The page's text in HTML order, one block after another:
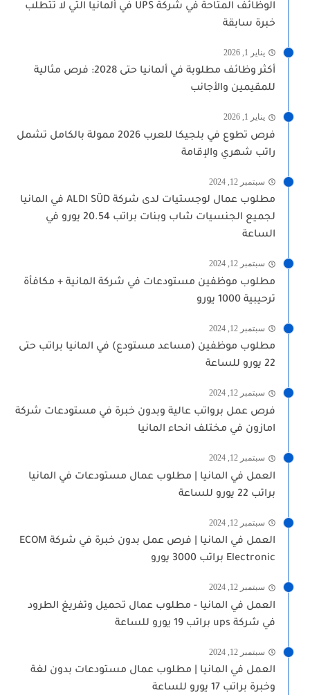
الوظائف المتاحة في شركة UPS في ألمانيا التي لا تتطلب
خبرة سابقة
يناير 1, 2026
أكثر وظائف مطلوبة في ألمانيا حتى 2028: فرص مثالية
للمقيمين والأجانب
يناير 1, 2026
فرص تطوع في بلجيكا للعرب 2026 ممولة بالكامل تشمل
راتب شهري والإقامة
سبتمبر 12, 2024
مطلوب عمال لوجستيات لدى شركة ALDI SÜD في المانيا
لجميع الجنسيات شاب وبنات براتب 20.54 يورو في
الساعة
سبتمبر 12, 2024
مطلوب موظفين مستودعات في شركة المانية + مكافأة
ترحيبية 1000 يورو
سبتمبر 12, 2024
مطلوب موظفين (مساعد مستودع) في المانيا براتب حتى
22 يورو للساعة
سبتمبر 12, 2024
فرص عمل برواتب عالية وبدون خبرة في مستودعات شركة
امازون في مختلف انحاء المانيا
سبتمبر 12, 2024
العمل في المانيا | مطلوب عمال مستودعات في المانيا
براتب 22 يورو للساعة
سبتمبر 12, 2024
العمل في المانيا | فرص عمل بدون خبرة في شركة ECOM
Electronic براتب 3000 يورو
سبتمبر 12, 2024
العمل في المانيا - مطلوب عمال تحميل وتفريغ الطرود
في شركة ups براتب 19 يورو للساعة
سبتمبر 12, 2024
العمل في المانيا | مطلوب عمال مستودعات بدون لغة
وخبرة براتب 17 يورو للساعة